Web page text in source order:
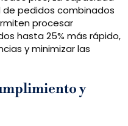
pedidos combinados
procesar
hasta 25% más rápido,
y minimizar las
y